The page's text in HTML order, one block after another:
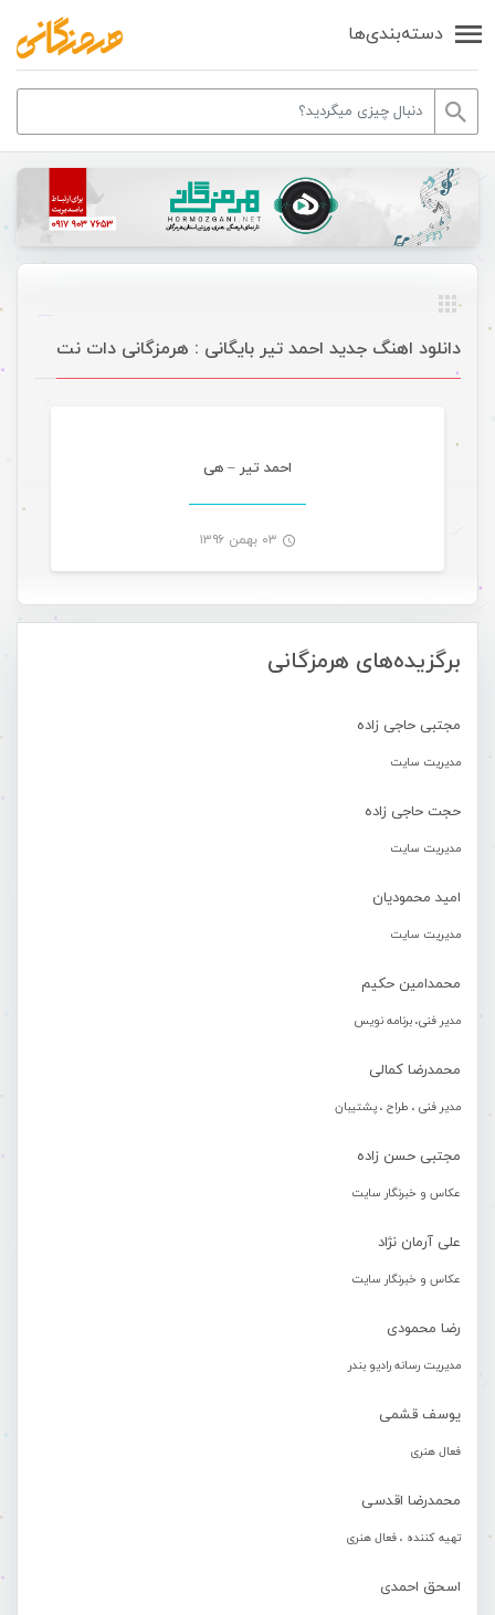
دسته‌بندی‌ها
برگزیده‌های هرمزگانی
مجتبی حاجی زاده
مدیریت سایت
حجت حاجی زاده
مدیریت سایت
امید محمودیان
مدیریت سایت
محمدامین حکیم
مدیر فنی، برنامه نویس
محمدرضا کمالی
مدیر فنی ، طراح ، پشتیبان
مجتبی حسن زاده
عکاس و خبرنگار سایت
علی آرمان نژاد
عکاس و خبرنگار سایت
رضا محمودی
مدیریت رسانه رادیو بندر
یوسف قشمی
فعال هنری
محمدرضا اقدسی
تهیه کننده ، فعال هنری
اسحق احمدی
دانلود اهنگ جدید احمد تیر بایگانی : هرمزگانی دات نت
احمد تیر – هی
۰۳ بهمن ۱۳۹۶